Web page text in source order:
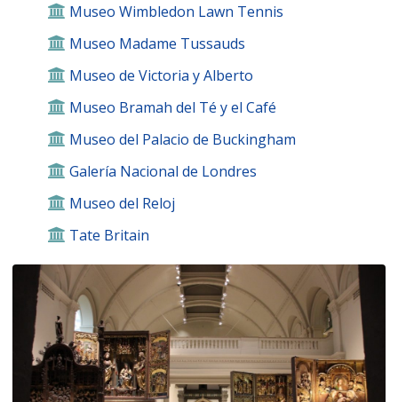
Museo Wimbledon Lawn Tennis
Museo Madame Tussauds
Museo de Victoria y Alberto
Museo Bramah del Té y el Café
Museo del Palacio de Buckingham
Galería Nacional de Londres
Museo del Reloj
Tate Britain